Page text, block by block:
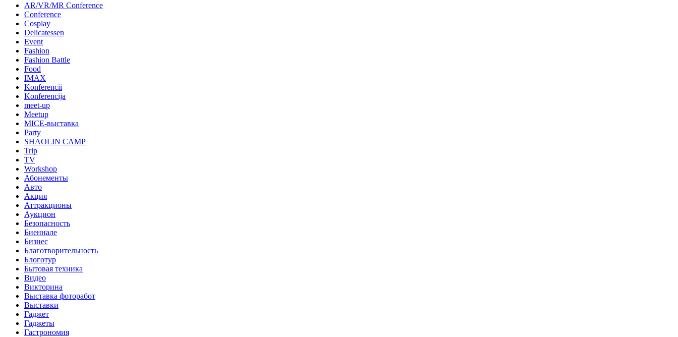
AR/VR/MR Conference
Conference
Cosplay
Delicatessen
Event
Fashion
Fashion Battle
Food
IMAX
Konferencii
Konferencija
meet-up
Meetup
MICE-выставка
Party
SHAOLIN CAMP
Trip
TV
Workshop
Абонементы
Авто
Акция
Аттракционы
Аукцион
Безопасность
Биеннале
Бизнес
Благотворительность
Блоготур
Бытовая техника
Видео
Викторина
Выставка фоторабот
Выставки
Гаджет
Гаджеты
Гастрономия